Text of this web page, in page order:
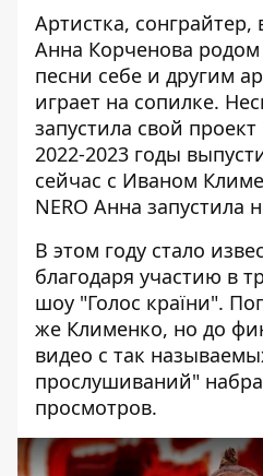
Артистка,
Анна Корченова
песни себе и другим
играет на сопилке.
запустила свой проект
2022-2023 годы
сейчас с Иваном
NERO Анна запустила
В этом году стало
благодаря участию в
шоу "Голос країни".
же Клименко, но до
видео с так
прослушиваний"
просмотров.